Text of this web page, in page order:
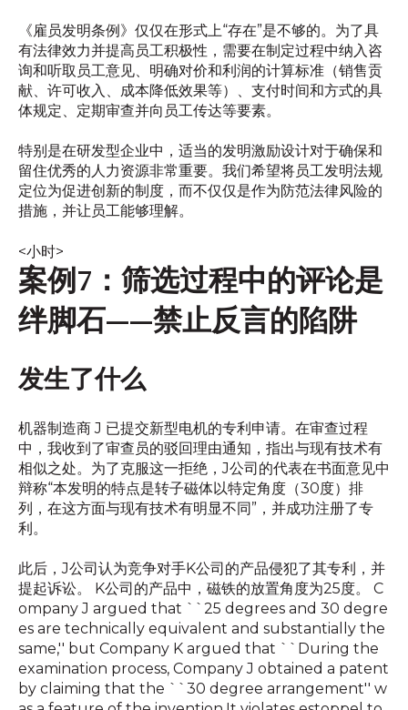
《雇员发明条例》仅仅在形式上“存在”是不够的。为了具
有法律效力并提高员工积极性，需要在制定过程中纳入咨
询和听取员工意见、明确对价和利润的计算标准（销售贡
献、许可收入、成本降低效果等）、支付时间和方式的具
体规定、定期审查并向员工传达等要素。
特别是在研发型企业中，适当的发明激励设计对于确保和
留住优秀的人力资源非常重要。我们希望将员工发明法规
定位为促进创新的制度，而不仅仅是作为防范法律风险的
措施，并让员工能够理解。
<小时>
案例7：筛选过程中的评论是
绊脚石——禁止反言的陷阱
发生了什么
机器制造商 J 已提交新型电机的专利申请。在审查过程
中，我收到了审查员的驳回理由通知，指出与现有技术有
相似之处。为了克服这一拒绝，J公司的代表在书面意见中
辩称“本发明的特点是转子磁体以特定角度（30度）排
列，在这方面与现有技术有明显不同”，并成功注册了专
利。
此后，J公司认为竞争对手K公司的产品侵犯了其专利，并
提起诉讼。 K公司的产品中，磁铁的放置角度为25度。 C
ompany J argued that ``25 degrees and 30 degre
es are technically equivalent and substantially the
same,'' but Company K argued that ``During the
examination process, Company J obtained a patent
by claiming that the ``30 degree arrangement'' w